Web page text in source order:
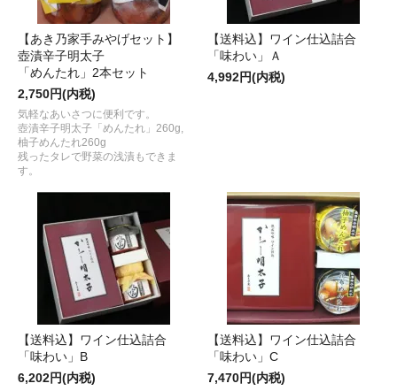
【あき乃家手みやげセット】
壺漬辛子明太子
「めんたれ」2本セット
2,750円(内税)
気軽なあいさつに便利です。
壺漬辛子明太子「めんたれ」260g,
柚子めんたれ260g
残ったタレで野菜の浅漬もできま
す。
【送料込】ワイン仕込詰合
「味わい」Ａ
4,992円(内税)
【送料込】ワイン仕込詰合
「味わい」B
6,202円(内税)
【送料込】ワイン仕込詰合
「味わい」C
7,470円(内税)